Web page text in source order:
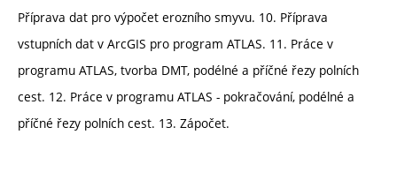
Příprava dat pro výpočet erozního smyvu. 10. Příprava
vstupních dat v ArcGIS pro program ATLAS. 11. Práce v
programu ATLAS, tvorba DMT, podélné a příčné řezy polních
cest. 12. Práce v programu ATLAS - pokračování, podélné a
příčné řezy polních cest. 13. Zápočet.